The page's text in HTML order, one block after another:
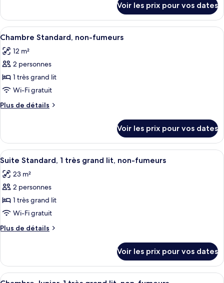
Chambre
Standard,
non-
fumeurs
le
type
de
Chambre
Standard,
fumeurs
Voir les prix pour vos dates
Afficher
toutes
les
photos
pour
ce
type
de
Chambre
Standard,
non-
fumeurs
Une chambre d’hôtel avec un grand
5
Chambre Standard, non-fumeurs
12 m²
2 personnes
1 très grand lit
Wi-Fi gratuit
Plus de détails
Plus
le
type
de
Chambre
Standard,
fumeurs
Voir les prix pour vos dates
Afficher
toutes
les
photos
pour
ce
type
de
Suite
Standard,
Une chambre d’hôtel avec un
3
Suite Standard, 1 très grand lit, non-fumeurs
23 m²
2 personnes
1 très grand lit
Wi-Fi gratuit
Plus de détails
Plus
le
type
Voir les prix pour vos dates
Afficher
Une chambre d’hôtel avec un lit,